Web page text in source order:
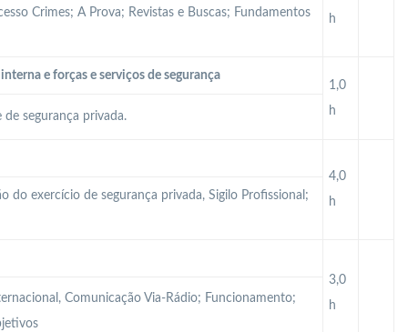
h
Crimes; A Prova; Revistas e Buscas; Fundamentos
e forças e serviços de segurança
1,0
h
segurança privada.
4,0
h
exercício de segurança privada, Sigilo Profissional;
3,0
h
Comunicação Via-Rádio; Funcionamento;